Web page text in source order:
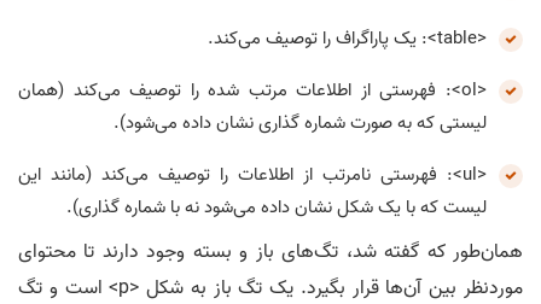
<table>: یک پاراگراف را توصیف می‌کند.
<ol>: فهرستی از اطلاعات مرتب شده را توصیف می‌کند (همان
لیستی که به صورت شماره گذاری نشان داده می‌شود).
<ul>: فهرستی نامرتب از اطلاعات را توصیف می‌کند (مانند این
لیست که با یک شکل نشان داده می‌شود نه با شماره گذاری).
همان‌طور که گفته شد، تگ‌های باز و بسته وجود دارند تا محتوای
موردنظر بین آن‌ها قرار بگیرد. یک تگ باز به شکل <p> است و تگ